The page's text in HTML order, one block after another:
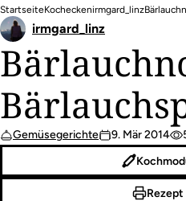
Pfadnavigation
StartseiteKocheckenirmgard_linz
Gemüsegerichte 9. Mär 2014
irmgard_linz
Rezept